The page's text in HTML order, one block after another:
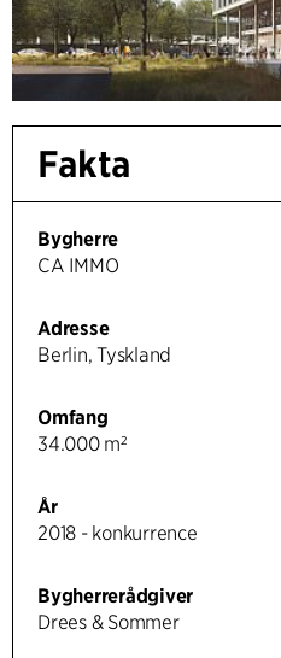
Fakta
Bygherre
CA IMMO
Adresse
Berlin, Tyskland
Omfang
34.000 m²
År
2018 - konkurrence
Bygherrerådgiver
Drees & Sommer